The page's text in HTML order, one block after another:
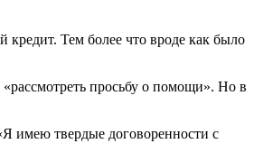
Тем более что вроде как было
просьбу о помощи». Но в
имею твердые договоренности с